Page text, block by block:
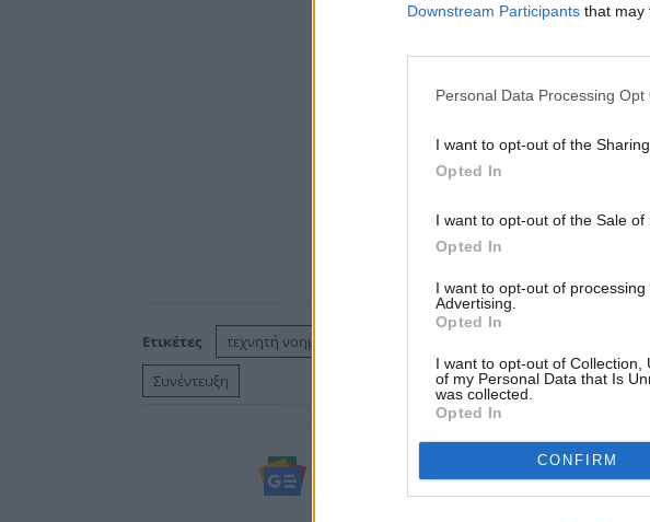
Downstream Participants that may
Personal Data Processing Opt
I want to opt-out of the
Opted In
I want to opt-out of the Sale of
Opted In
I want to opt-out of
Advertising.
Opted In
I want to opt-out of Collection,
of my Personal Data that Is
was collected.
Opted In
CONFIRM
Ετικέτες τεχνητή νοημοσύνη
Συνέντευξη
Ακολουθήστε το
και μάθετε πρώτοι όλες τις